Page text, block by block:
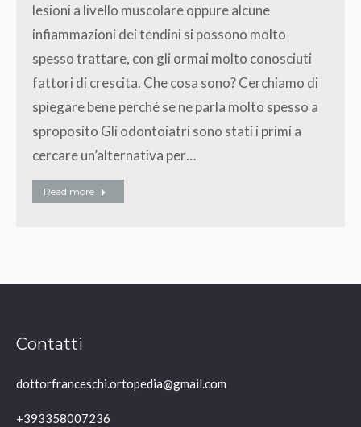
lesioni a livello muscolare oppure alcune
infiammazioni dei tendini si possono molto
spesso trattare, con gli ormai molto conosciuti
fattori di crescita. Che cosa sono? Cerchiamo di
spiegare bene perché se ne parla molto spesso a
sproposito Gli odontoiatri sono stati i primi a
cercare un’alternativa per…
Read more
Contatti
dottorfranceschi.ortopedia@gmail.com
+393358007236